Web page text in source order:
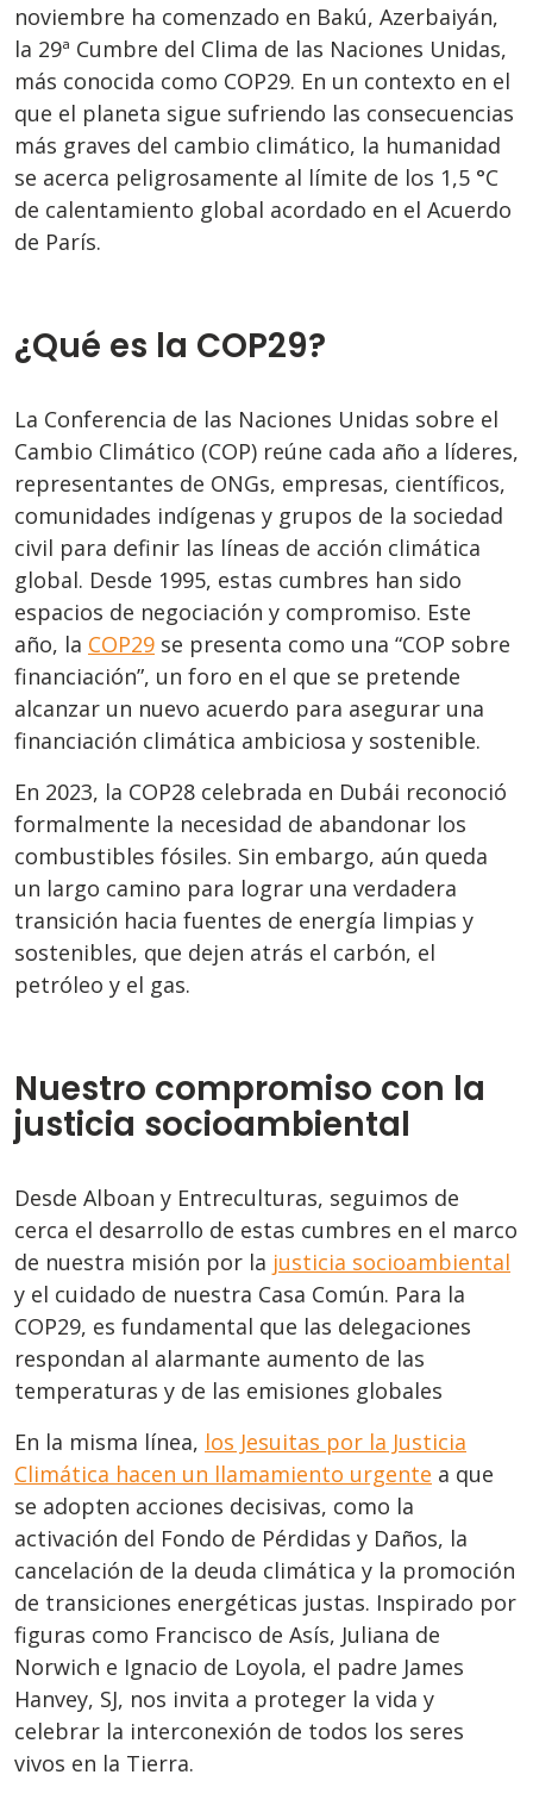
noviembre ha comenzado en Bakú, Azerbaiyán,
la 29ª Cumbre del Clima de las Naciones Unidas,
más conocida como COP29. En un contexto en el
que el planeta sigue sufriendo las consecuencias
más graves del cambio climático, la humanidad
se acerca peligrosamente al límite de los 1,5 °C
de calentamiento global acordado en el Acuerdo
de París.
¿Qué es la COP29?
La Conferencia de las Naciones Unidas sobre el
Cambio Climático (COP) reúne cada año a líderes,
representantes de ONGs, empresas, científicos,
comunidades indígenas y grupos de la sociedad
civil para definir las líneas de acción climática
global. Desde 1995, estas cumbres han sido
espacios de negociación y compromiso. Este
año, la COP29 se presenta como una “COP sobre
financiación”, un foro en el que se pretende
alcanzar un nuevo acuerdo para asegurar una
financiación climática ambiciosa y sostenible.
En 2023, la COP28 celebrada en Dubái reconoció
formalmente la necesidad de abandonar los
combustibles fósiles. Sin embargo, aún queda
un largo camino para lograr una verdadera
transición hacia fuentes de energía limpias y
sostenibles, que dejen atrás el carbón, el
petróleo y el gas.
Nuestro compromiso con la
justicia socioambiental
Desde Alboan y Entreculturas, seguimos de
cerca el desarrollo de estas cumbres en el marco
de nuestra misión por la justicia socioambiental
y el cuidado de nuestra Casa Común. Para la
COP29, es fundamental que las delegaciones
respondan al alarmante aumento de las
temperaturas y de las emisiones globales
En la misma línea, los Jesuitas por la Justicia
Climática hacen un llamamiento urgente a que
se adopten acciones decisivas, como la
activación del Fondo de Pérdidas y Daños, la
cancelación de la deuda climática y la promoción
de transiciones energéticas justas. Inspirado por
figuras como Francisco de Asís, Juliana de
Norwich e Ignacio de Loyola, el padre James
Hanvey, SJ, nos invita a proteger la vida y
celebrar la interconexión de todos los seres
vivos en la Tierra.